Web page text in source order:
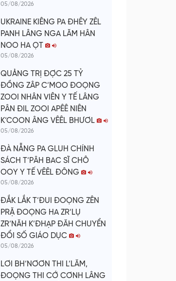
05/08/2026
UKRAINE KIÊNG PA ĐHÊY ZÊL
PANH LÂNG NGA LĂM HÂN
NOO HA ỌT
05/08/2026
QUẢNG TRỊ ĐỢC 25 TỶ
ĐỒNG ZÂP C’MOO ĐOỌNG
ZOOI NHÂN VIÊN Y TẾ LÂNG
PÂN ĐIL ZOOI APÊÊ NIÊN
K’COON ÂNG VÊÊL BHƯƠL
05/08/2026
ĐÀ NẴNG PA GLUH CHÍNH
SÁCH T’PÂH BAC SĨ CHÔ
OOY Y TẾ VÊÊL ĐÔNG
05/08/2026
ĐẮK LẮK T’ĐUI ĐOỌNG ZÊN
PRẶ ĐOỌNG HA ZR’LỤ
ZR’NĂH K’ĐHẠP ĐĂH CHUYỂN
ĐỔI SỐ GIÁO DỤC
05/08/2026
LƠI BH’NƠƠN THI L’LĂM,
ĐOỌNG THI CỚ CƠNH LÂNG